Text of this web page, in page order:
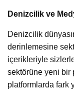
Denizcilik ve
Denizcilik
derinlemesine
içerikleriyle
sektörüne yeni bir
platformlarda fark